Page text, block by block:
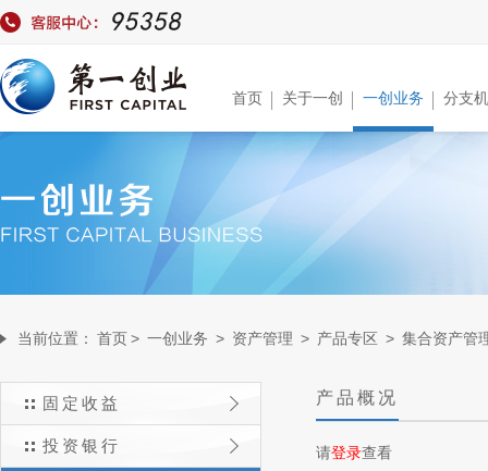
首页 关于一创 一创业务 分支
当前位置： 首页> 一创业务 > 资产管理 > 产品专区 > 集合资产管
固定收益
投资银行
产品概况
请登录查看